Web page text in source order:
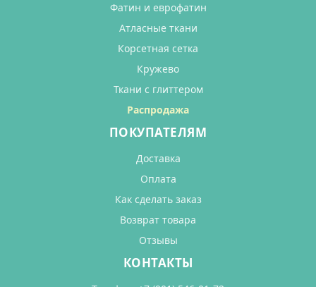
Фатин и еврофатин
Атласные ткани
Корсетная сетка
Кружево
Ткани с глиттером
Распродажа
ПОКУПАТЕЛЯМ
Доставка
Оплата
Как сделать заказ
Возврат товара
Отзывы
КОНТАКТЫ